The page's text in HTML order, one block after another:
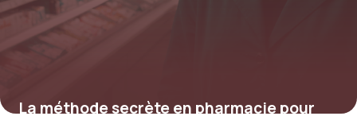
La méthode secrète en pharmacie pour